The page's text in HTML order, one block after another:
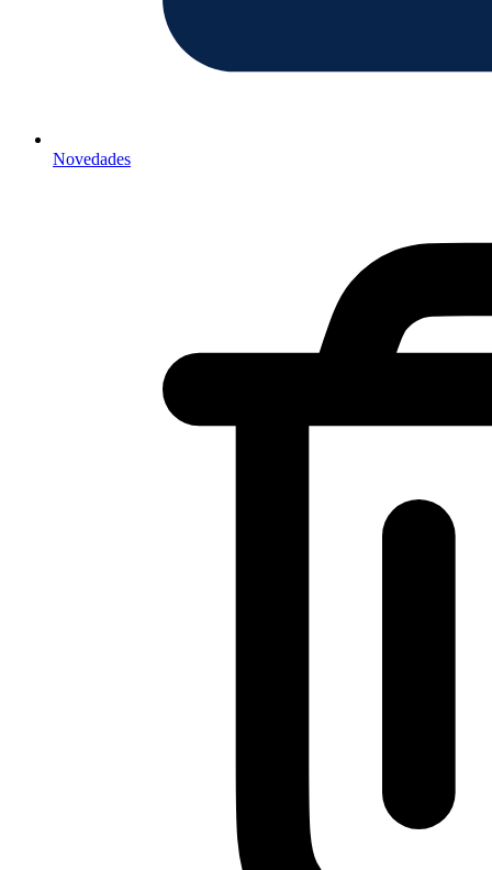
Novedades